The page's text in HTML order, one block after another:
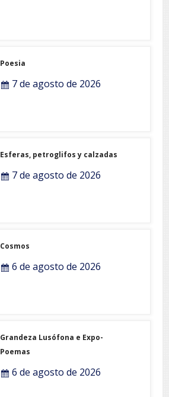
Poesia
7 de agosto de 2026
Esferas, petroglifos y calzadas
7 de agosto de 2026
Cosmos
6 de agosto de 2026
Grandeza Lusófona e Expo-
Poemas
6 de agosto de 2026